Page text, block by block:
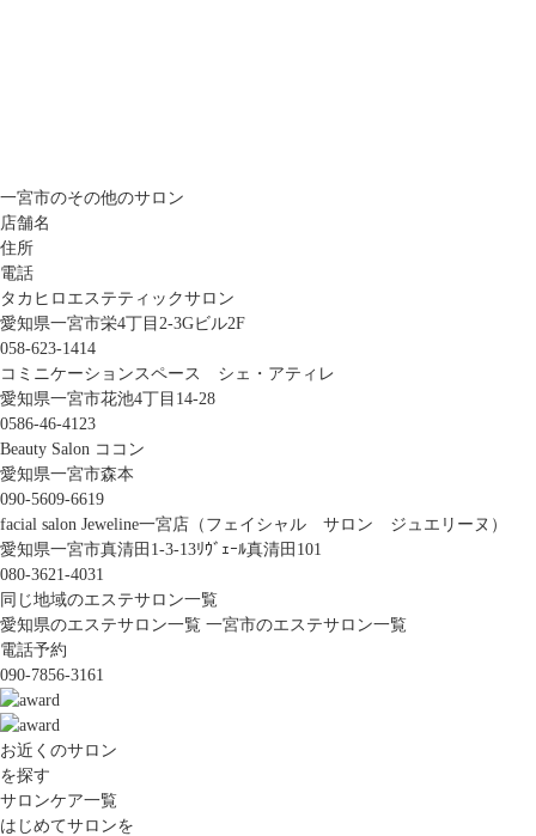
一宮市のその他のサロン
店舗名
住所
電話
タカヒロエステティックサロン
愛知県一宮市栄4丁目2-3Gビル2F
058-623-1414
コミニケーションスペース シェ・アティレ
愛知県一宮市花池4丁目14-28
0586-46-4123
Beauty Salon ココン
愛知県一宮市森本
090-5609-6619
facial salon Jeweline一宮店（フェイシャル サロン ジュエリーヌ）
愛知県一宮市真清田1-3-13ﾘｳﾞｪｰﾙ真清田101
080-3621-4031
同じ地域のエステサロン一覧
愛知県のエステサロン一覧 一宮市のエステサロン一覧
電話予約
090-7856-3161
お近くのサロン
を探す
サロンケア一覧
はじめてサロンを